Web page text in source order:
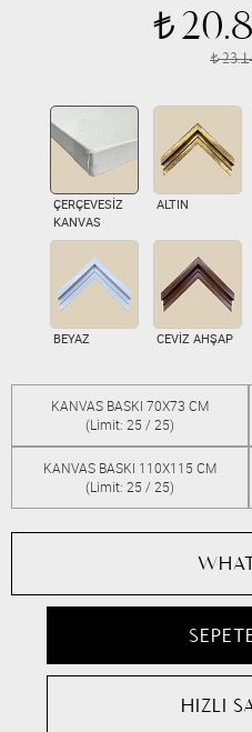
t
t
ÇERÇEVESİZ
KANVAS
ALTIN
BEYAZ CEVİZ AHŞAP
KANVAS BASKI 70X73 CM
(Limit: 25 / 25)
KANVAS BASKI 110X115 CM
(Limit: 25 / 25)